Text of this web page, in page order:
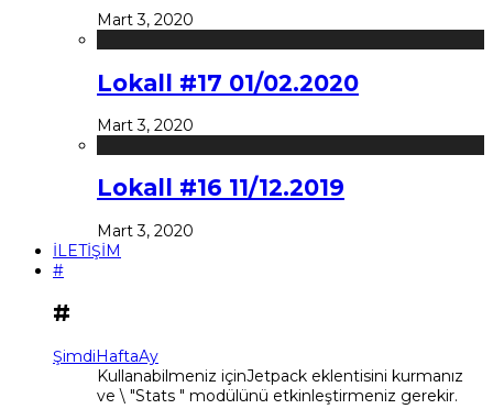
Mart 3, 2020
Lokall #17 01/02.2020
Mart 3, 2020
Lokall #16 11/12.2019
Mart 3, 2020
İLETİŞİM
#
#
ŞimdiHaftaAy
Kullanabilmeniz içinJetpack eklentisini kurmanız
ve \ "Stats " modülünü etkinleştirmeniz gerekir.